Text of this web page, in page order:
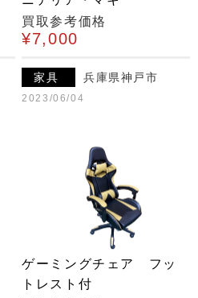
買取参考価格
¥7,000
家具 兵庫県神戸市
2023/06/04
ゲーミングチェア フッ
トレスト付